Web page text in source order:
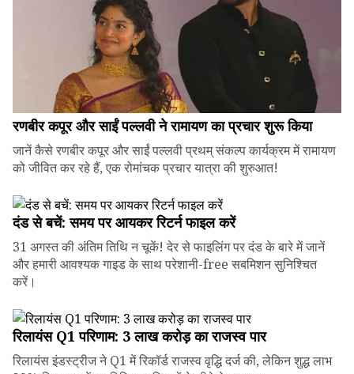
रणबीर कपूर और साईं पल्लवी ने रामायण का प्रचार शुरू किया
जानें कैसे रणबीर कपूर और साईं पल्लवी प्रथम् संकल्प कार्यक्रम में रामायण
को जीवित कर रहे हैं, एक रोमांचक प्रचार यात्रा की शुरुआत!
दंड से बचें: समय पर आयकर रिटर्न फाइल करें
31 अगस्त की अंतिम तिथि न चूकें! देर से फाइलिंग पर दंड के बारे में जानें
और हमारी आवश्यक गाइड के साथ परेशानी-free सबमिशन सुनिश्चित
करें।
रिलायंस Q1 परिणाम: ₹3 लाख करोड़ का राजस्व पार
रिलायंस इंडस्ट्रीज ने Q1 में रिकॉर्ड राजस्व वृद्धि दर्ज की, लेकिन शुद्ध लाभ